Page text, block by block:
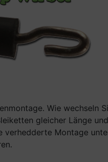
Wie wechseln
gleicher Länge
Montage